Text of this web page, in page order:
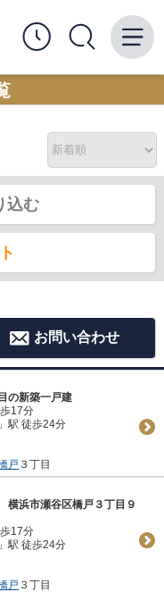
込む
お問い合わせ
の新築一戸建
17分
」駅 徒歩24分
戸 ３丁目
浜市瀬谷区橋戸３丁目９
17分
」駅 徒歩24分
戸 ３丁目